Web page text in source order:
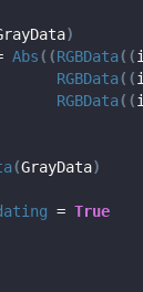
)
Abs((RGBData((
RGBData((
RGBData((
(GrayData)
= True